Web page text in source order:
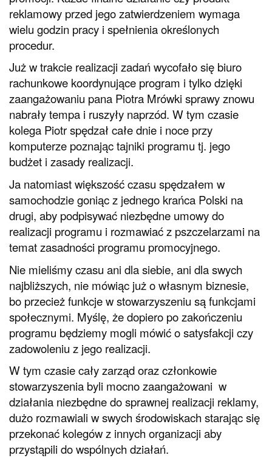
reklamowy przed jego zatwierdzeniem wymaga
wielu godzin pracy i spełnienia określonych
procedur.
Już w trakcie realizacji zadań wycofało się biuro
rachunkowe koordynujące program i tylko dzięki
zaangażowaniu pana Piotra Mrówki sprawy znowu
nabrały tempa i ruszyły naprzód. W tym czasie
kolega Piotr spędzał całe dnie i noce przy
komputerze poznając tajniki programu tj. jego
budżet i zasady realizacji.
Ja natomiast większość czasu spędzałem w
samochodzie goniąc z jednego krańca Polski na
drugi, aby podpisywać niezbędne umowy do
realizacji programu i rozmawiać z pszczelarzami na
temat zasadności programu promocyjnego.
Nie mieliśmy czasu ani dla siebie, ani dla swych
najbliższych, nie mówiąc już o własnym biznesie,
bo przecież funkcje w stowarzyszeniu są funkcjami
społecznymi. Myślę, że dopiero po zakończeniu
programu będziemy mogli mówić o satysfakcji czy
zadowoleniu z jego realizacji.
W tym czasie cały zarząd oraz członkowie
stowarzyszenia byli mocno zaangażowani w
działania niezbędne do sprawnej realizacji reklamy,
dużo rozmawiali w swych środowiskach starając się
przekonać kolegów z innych organizacji aby
przystąpili do wspólnych działań.